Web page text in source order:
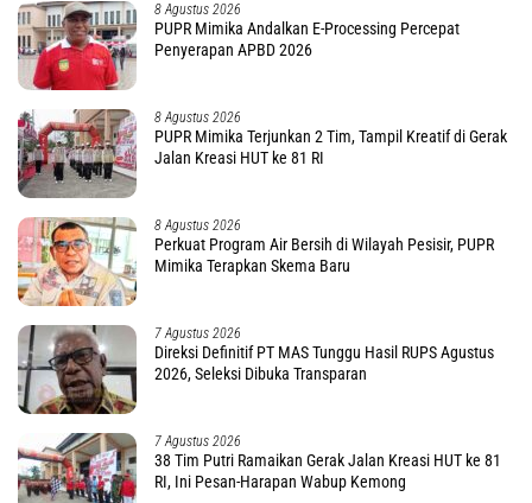
8 Agustus 2026
PUPR Mimika Andalkan E-Processing Percepat
Penyerapan APBD 2026
8 Agustus 2026
PUPR Mimika Terjunkan 2 Tim, Tampil Kreatif di Gerak
Jalan Kreasi HUT ke 81 RI
8 Agustus 2026
Perkuat Program Air Bersih di Wilayah Pesisir, PUPR
Mimika Terapkan Skema Baru
7 Agustus 2026
Direksi Definitif PT MAS Tunggu Hasil RUPS Agustus
2026, Seleksi Dibuka Transparan
7 Agustus 2026
38 Tim Putri Ramaikan Gerak Jalan Kreasi HUT ke 81
RI, Ini Pesan-Harapan Wabup Kemong